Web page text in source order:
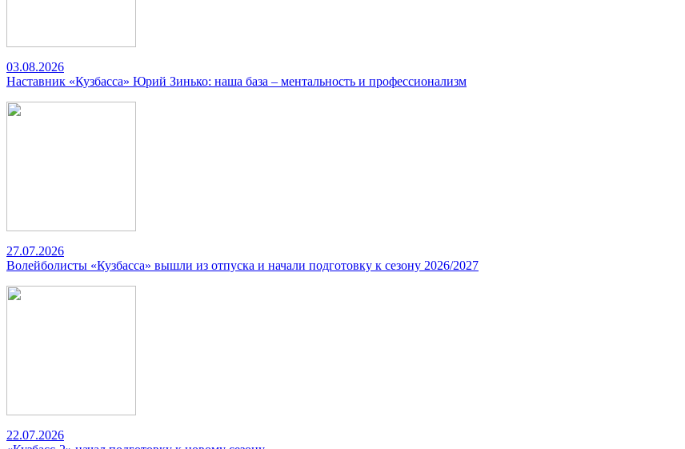
03.08.2026
Наставник «Кузбасса» Юрий Зинько: наша база – ментальность и профессионализм
27.07.2026
Волейболисты «Кузбасса» вышли из отпуска и начали подготовку к сезону 2026/2027
22.07.2026